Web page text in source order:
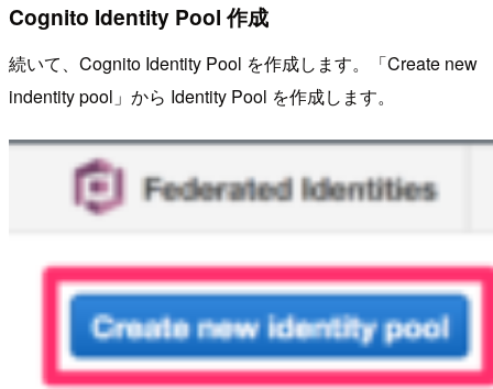
Cognito Identity Pool 作成
続いて、Cognito Identity Pool を作成します。「Create new
indentity pool」から Identity Pool を作成します。